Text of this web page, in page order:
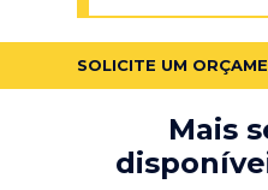
SOLICITE UM
Mais